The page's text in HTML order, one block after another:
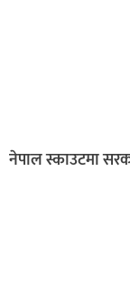
नेपाल स्काउटमा